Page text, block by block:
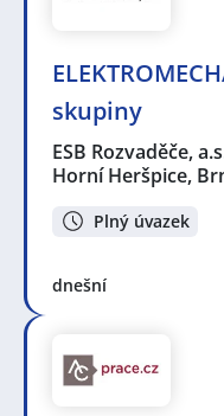
skupiny
ESB Rozvaděče,
Horní Heršpice,
Plný úvazek
dnešní